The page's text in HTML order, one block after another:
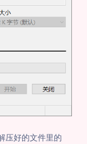
压好的文件里的